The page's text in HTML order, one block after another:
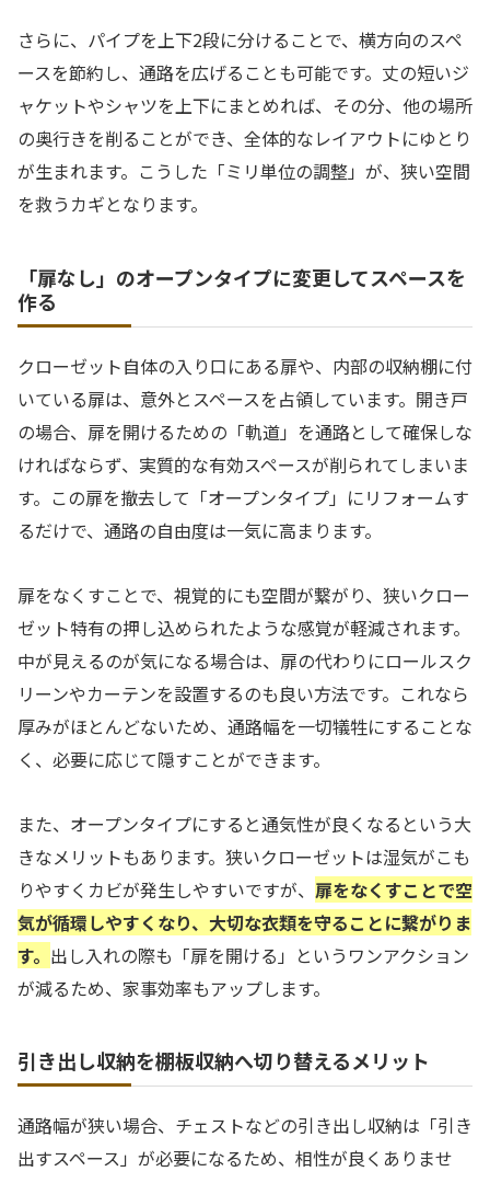
さらに、パイプを上下2段に分けることで、横方向のスペ
ースを節約し、通路を広げることも可能です。丈の短いジ
ャケットやシャツを上下にまとめれば、その分、他の場所
の奥行きを削ることができ、全体的なレイアウトにゆとり
が生まれます。こうした「ミリ単位の調整」が、狭い空間
を救うカギとなります。
「扉なし」のオープンタイプに変更してスペースを
作る
クローゼット自体の入り口にある扉や、内部の収納棚に付
いている扉は、意外とスペースを占領しています。開き戸
の場合、扉を開けるための「軌道」を通路として確保しな
ければならず、実質的な有効スペースが削られてしまいま
す。この扉を撤去して「オープンタイプ」にリフォームす
るだけで、通路の自由度は一気に高まります。
扉をなくすことで、視覚的にも空間が繋がり、狭いクロー
ゼット特有の押し込められたような感覚が軽減されます。
中が見えるのが気になる場合は、扉の代わりにロールスク
リーンやカーテンを設置するのも良い方法です。これなら
厚みがほとんどないため、通路幅を一切犠牲にすることな
く、必要に応じて隠すことができます。
また、オープンタイプにすると通気性が良くなるという大
きなメリットもあります。狭いクローゼットは湿気がこも
りやすくカビが発生しやすいですが、 扉をなくすことで空
気が循環しやすくなり、大切な衣類を守ることに繋がりま
す。 出し入れの際も「扉を開ける」というワンアクション
が減るため、家事効率もアップします。
引き出し収納を棚板収納へ切り替えるメリット
通路幅が狭い場合、チェストなどの引き出し収納は「引き
出すスペース」が必要になるため、相性が良くありませ